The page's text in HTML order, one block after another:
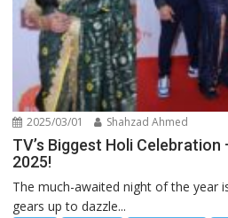
2025/03/01 Shahzad Ahmed
TV’s Biggest Holi
2025!
The much-awaited night of the year
gears up to dazzle...